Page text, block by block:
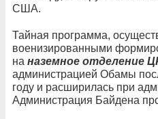
США.
Тайная программа,
военизированными
на наземное отделение
администрацией Обамы
году и расширилась при
Администрация Байдена